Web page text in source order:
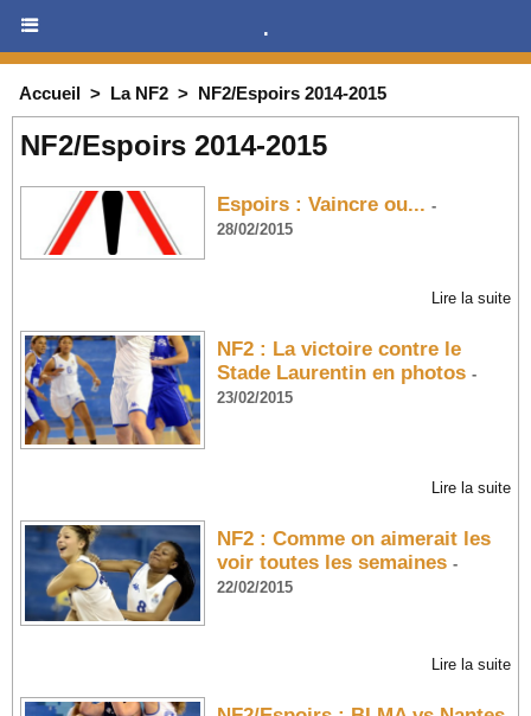
.
Accueil > La NF2 > NF2/Espoirs 2014-2015
NF2/Espoirs 2014-2015
Espoirs : Vaincre ou... -
28/02/2015
Lire la suite
NF2 : La victoire contre le
Stade Laurentin en photos -
23/02/2015
Lire la suite
NF2 : Comme on aimerait les
voir toutes les semaines -
22/02/2015
Lire la suite